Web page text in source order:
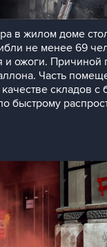
в жилом доме
не менее 69
и ожоги. Причиной
Часть
складов с
быстрому